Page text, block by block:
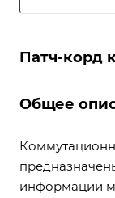
Патч-корд
Общее
информации